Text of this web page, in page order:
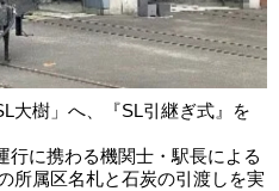
大樹」へ、『SL引継ぎ式』を
に携わる機関士・駅長による
所属区名札と石炭の引渡しを実